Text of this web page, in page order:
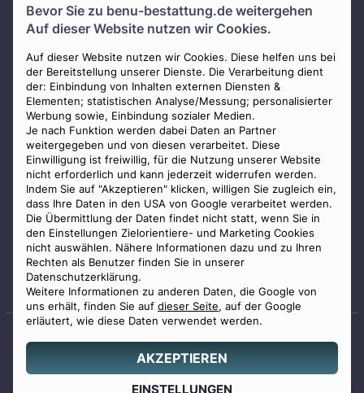
Bevor Sie zu benu-bestattung.de weitergehen
Auf dieser Website nutzen wir Cookies.
Auf dieser Website nutzen wir Cookies. Diese helfen uns bei
der Bereitstellung unserer Dienste. Die Verarbeitung dient
der: Einbindung von Inhalten externen Diensten &
Elementen; statistischen Analyse/Messung; personalisierter
Werbung sowie, Einbindung sozialer Medien.
Je nach Funktion werden dabei Daten an Partner
weitergegeben und von diesen verarbeitet. Diese
Einwilligung ist freiwillig, für die Nutzung unserer Website
nicht erforderlich und kann jederzeit widerrufen werden.
Indem Sie auf "Akzeptieren" klicken, willigen Sie zugleich ein,
dass Ihre Daten in den USA von Google verarbeitet werden.
Die Übermittlung der Daten findet nicht statt, wenn Sie in
den Einstellungen Zielorientiere- und Marketing Cookies
nicht auswählen. Nähere Informationen dazu und zu Ihren
Rechten als Benutzer finden Sie in unserer
Datenschutzerklärung.
Weitere Informationen zu anderen Daten, die Google von
uns erhält, finden Sie auf dieser Seite, auf der Google
erläutert, wie diese Daten verwendet werden.
AKZEPTIEREN
EINSTELLUNGEN
Presse
AGB
Impressum
Datenschutz
Widerrufsbelehrung
Zahlungsmöglichkeiten
Mitglied im Bestatterverband Bayern
Staatlich geprüfter
© 2026 Benu GmbH. Alle Rechte vorbehalten.